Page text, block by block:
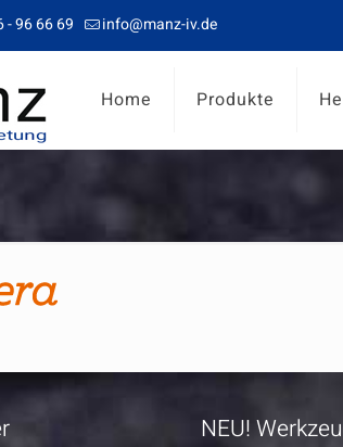
- 96 66 69 info@manz-iv.de
Home Produkte
NEU!